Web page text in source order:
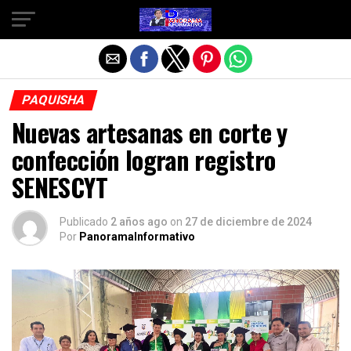
PAQUISHA
Nuevas artesanas en corte y
confección logran registro
SENESCYT
Publicado 2 años ago on 27 de diciembre de 2024
Por PanoramaInformativo
Salir de la versión móvil